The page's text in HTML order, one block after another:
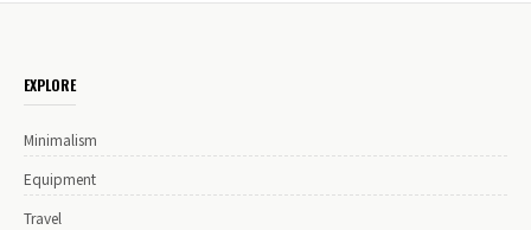
EXPLORE
Minimalism
Equipment
Travel